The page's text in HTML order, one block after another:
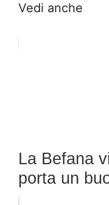
Vedi anche
La Befana
porta un